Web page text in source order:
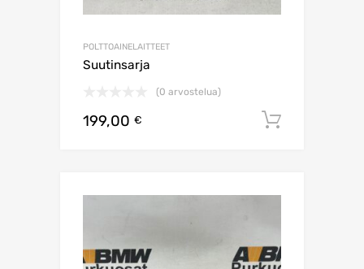
POLTTOAINELAITTEET
Suutinsarja
(0 arvostelua)
199,00 €